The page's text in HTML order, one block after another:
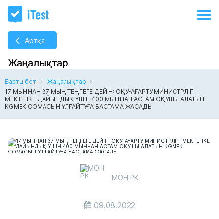
Артқа
Жаңалықтар
Басты бет
Жаңалықтар
17 МЫҢНАН 37 МЫҢ ТЕҢГЕГЕ ДЕЙІН: ОҚУ-АҒАРТУ МИНИСТРЛІГІ
МЕКТЕПКЕ ДАЙЫНДЫҚ ҮШІН 400 МЫҢНАН АСТАМ ОҚУШЫ АЛАТЫН
КӨМЕК СОМАСЫН ҰЛҒАЙТУҒА БАСТАМА ЖАСАДЫ
МОН РК
09.08.2022